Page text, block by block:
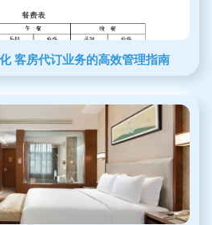
客房代订业务的高效管理指南